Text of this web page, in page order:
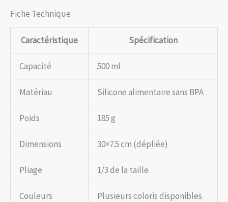
Fiche Technique
Caractéristique Spécification
Capacité 500 ml
Matériau Silicone alimentaire sans BPA
Poids 185 g
Dimensions 30×7.5 cm (dépliée)
Pliage 1/3 de la taille
Couleurs Plusieurs coloris disponibles